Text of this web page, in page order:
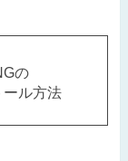
の
ル方法